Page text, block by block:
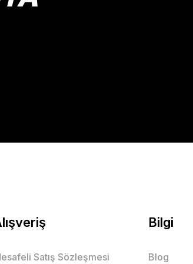
Satış Sözleşmesi
Bilgi
Blog